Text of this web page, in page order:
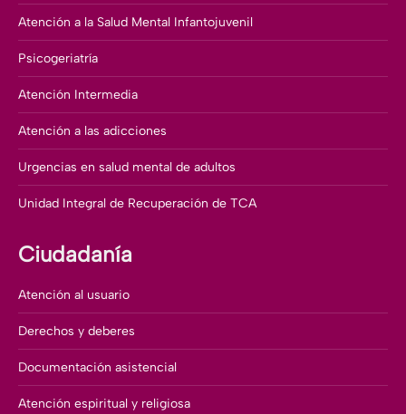
Atención a la Salud Mental Infantojuvenil
Psicogeriatría
Atención Intermedia
Atención a las adicciones
Urgencias en salud mental de adultos
Unidad Integral de Recuperación de TCA
Ciudadanía
Atención al usuario
Derechos y deberes
Documentación asistencial
Atención espiritual y religiosa